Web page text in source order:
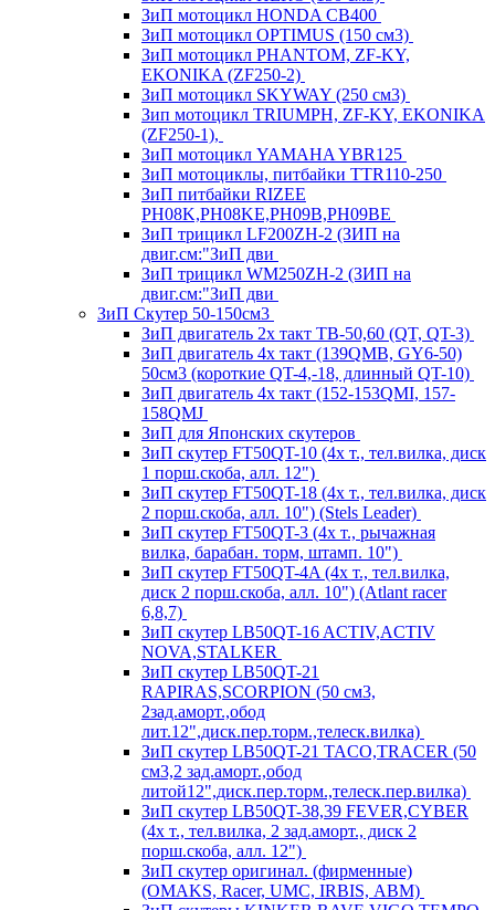
ЗиП мотоцикл HONDA CB400
ЗиП мотоцикл OPTIMUS (150 см3)
ЗиП мотоцикл PHANTOM, ZF-KY,
EKONIKA (ZF250-2)
ЗиП мотоцикл SKYWAY (250 см3)
Зип мотоцикл TRIUMPH, ZF-KY, EKONIKA
(ZF250-1),
ЗиП мотоцикл YAMAHA YBR125
ЗиП мотоциклы, питбайки TTR110-250
ЗиП питбайки RIZEE
PH08K,PH08KE,PH09B,PH09BE
ЗиП трицикл LF200ZH-2 (ЗИП на
двиг.см:"ЗиП дви
ЗиП трицикл WM250ZH-2 (ЗИП на
двиг.см:"ЗиП дви
ЗиП Скутер 50-150см3
ЗиП двигатель 2х такт ТВ-50,60 (QT, QT-3)
ЗиП двигатель 4х такт (139QMB, GY6-50)
50см3 (короткие QT-4,-18, длинный QT-10)
ЗиП двигатель 4х такт (152-153QMI, 157-
158QMJ
ЗиП для Японских скутеров
ЗиП скутер FT50QT-10 (4х т., тел.вилка, диск
1 порш.скоба, алл. 12")
ЗиП скутер FT50QT-18 (4х т., тел.вилка, диск
2 порш.скоба, алл. 10") (Stels Leader)
ЗиП скутер FT50QT-3 (4х т., рычажная
вилка, барабан. торм, штамп. 10")
ЗиП скутер FT50QT-4A (4х т., тел.вилка,
диск 2 порш.скоба, алл. 10") (Atlant racer
6,8,7)
ЗиП скутер LB50QT-16 ACTIV,ACTIV
NOVA,STALKER
ЗиП скутер LB50QT-21
RAPIRAS,SCORPION (50 см3,
2зад.аморт.,обод
лит.12",диск.пер.торм.,телеск.вилка)
ЗиП скутер LB50QT-21 TACO,TRACER (50
см3,2 зад.аморт.,обод
литой12",диск.пер.торм.,телеск.пер.вилка)
ЗиП скутер LB50QT-38,39 FEVER,CYBER
(4х т., тел.вилка, 2 зад.аморт., диск 2
порш.скоба, алл. 12")
ЗиП скутер оригинал. (фирменные)
(OMAKS, Racer, UMC, IRBIS, АВМ)